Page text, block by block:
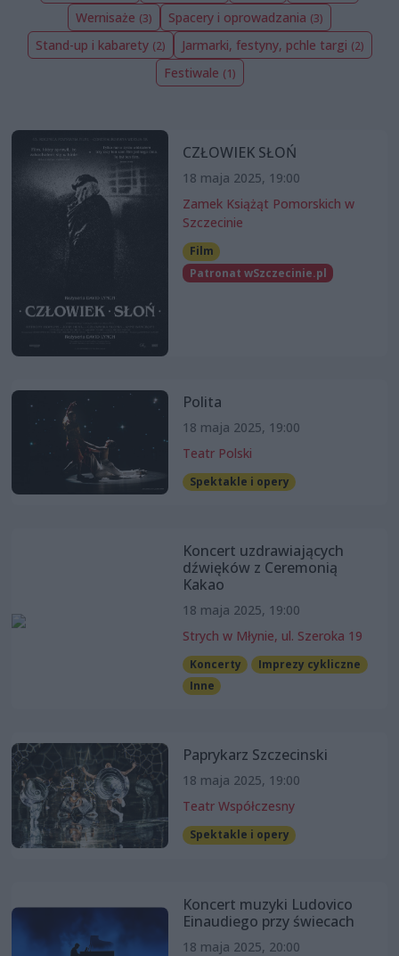
Wernisaże (3) Spacery i oprowadzania (3)
Stand-up i kabarety (2) Jarmarki, festyny, pchle targi (2)
Festiwale (1)
CZŁOWIEK SŁOŃ
18 maja 2025, 19:00
Zamek Książąt Pomorskich w
Szczecinie
Film
Patronat wSzczecinie.pl
Polita
18 maja 2025, 19:00
Teatr Polski
Spektakle i opery
Koncert uzdrawiających
dźwięków z Ceremonią
Kakao
18 maja 2025, 19:00
Strych w Młynie, ul. Szeroka 19
Koncerty
Imprezy cykliczne
Inne
Paprykarz Szczecinski
18 maja 2025, 19:00
Teatr Współczesny
Spektakle i opery
Koncert muzyki Ludovico
Einaudiego przy świecach
18 maja 2025, 20:00